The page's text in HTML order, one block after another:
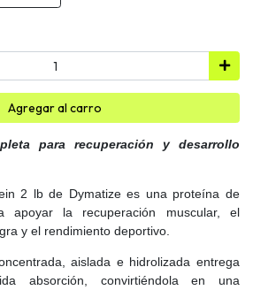
Agregar al carro
para recuperación y desarrollo
2 lb de Dymatize es una proteína de
apoyar la recuperación muscular, el
y el rendimiento deportivo.
aislada e hidrolizada entrega
absorción, convirtiéndola en una